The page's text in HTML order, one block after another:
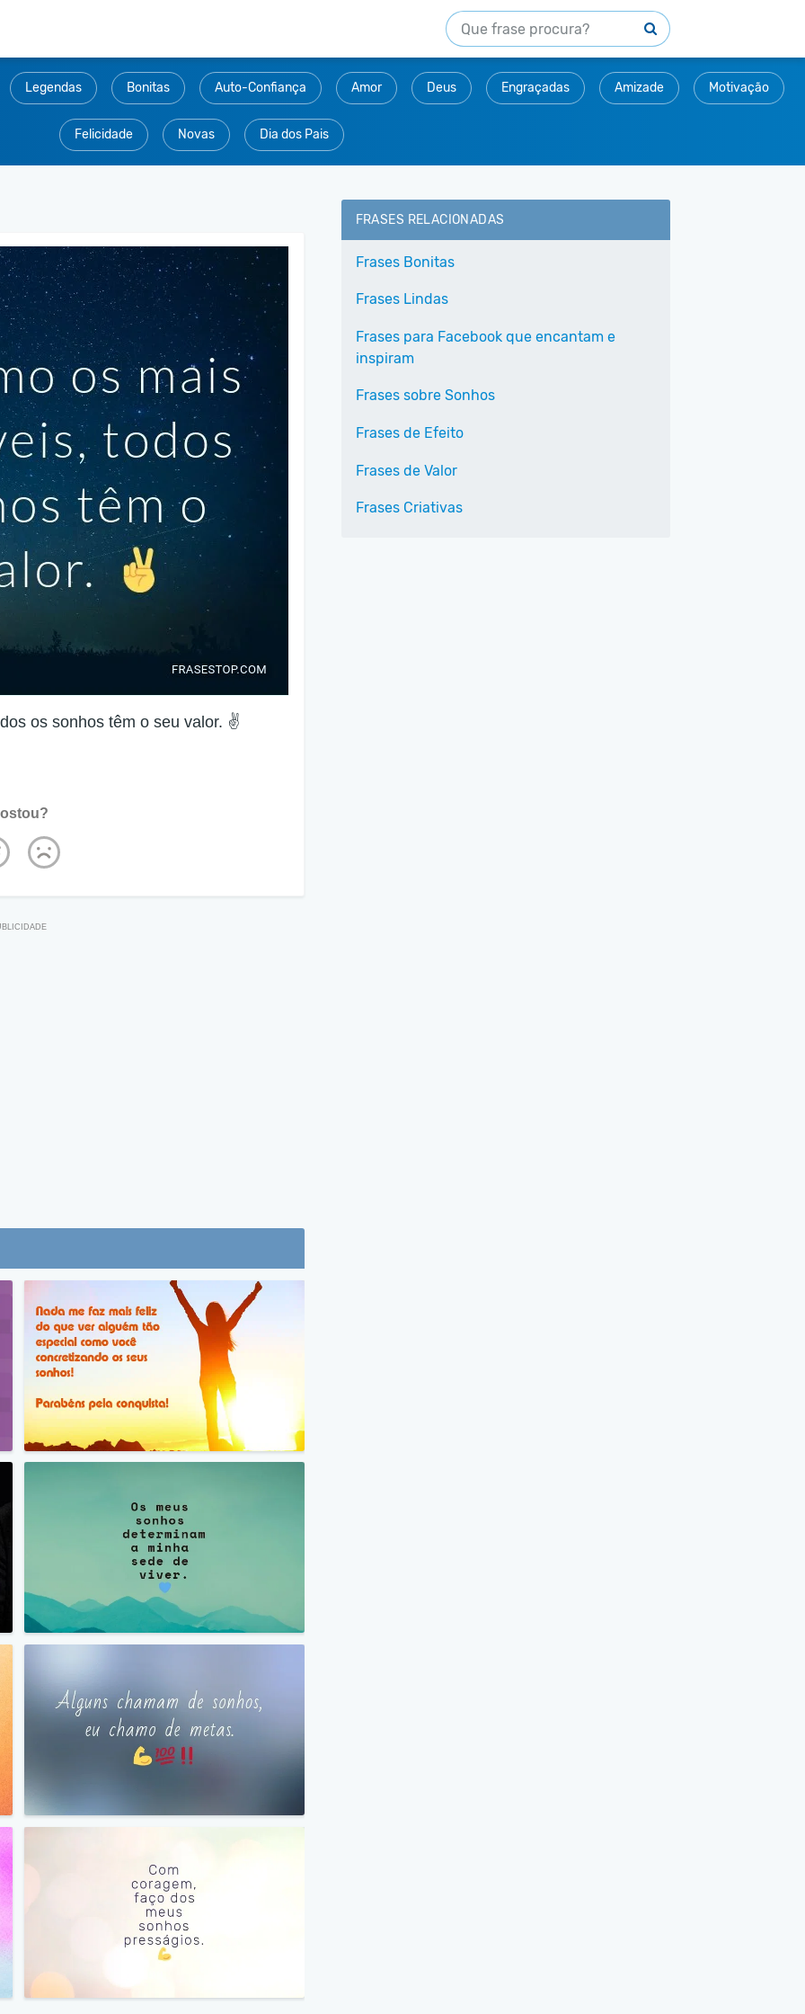
Legendas Bonitas Auto-Confiança Amor Deus Engraçadas Amizade Motivação
Felicidade Novas Dia dos Pais
os sonhos têm o seu valor. ✌
FRASES RELACIONADAS
Frases Bonitas
Frases Lindas
Frases para Facebook que encantam e
inspiram
Frases sobre Sonhos
Frases de Efeito
Frases de Valor
Frases Criativas